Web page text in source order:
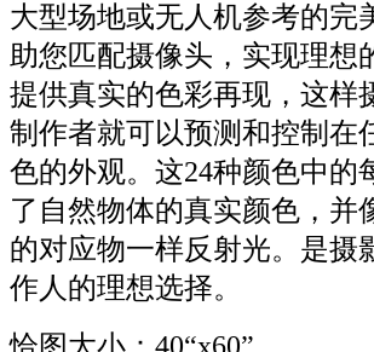
大型场地或无人机参考的完
助您匹配摄像头，实现理想
提供真实的色彩再现，这样
制作者就可以预测和控制在
色的外观。这24种颜色中的
了自然物体的真实颜色，并
的对应物一样反射光。是摄
作人的理想选择。